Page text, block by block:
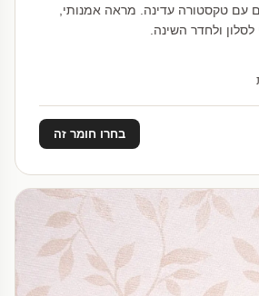
עם טקסטורה עדינה. מראה אמנותי,
ולחדר השינה.
בחרו חומר זה